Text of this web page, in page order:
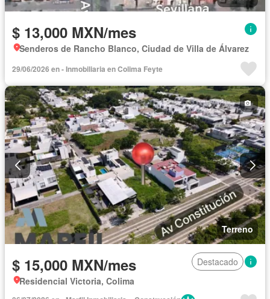
$ 13,000 MXN/mes
Senderos de Rancho Blanco, Ciudad de Villa de Álvarez
29/06/2026 en - Inmobiliaria en Colima Feyte
Terreno
$ 15,000 MXN/mes
Destacado
Residencial Victoria, Colima